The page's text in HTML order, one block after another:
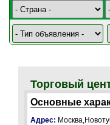
Торговый
Основные
Адрес: